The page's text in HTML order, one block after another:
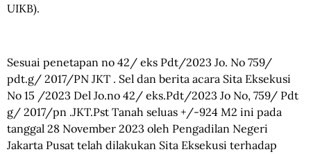
UIKB).
Sesuai penetapan no 42/ eks Pdt/2023 Jo. No 759/
pdt.g/ 2017/PN JKT . Sel dan berita acara Sita Eksekusi
No 15 /2023 Del Jo.no 42/ eks.Pdt/2023 Jo No, 759/ Pdt
g/ 2017/pn .JKT.Pst Tanah seluas +/-924 M2 ini pada
tanggal 28 November 2023 oleh Pengadilan Negeri
Jakarta Pusat telah dilakukan Sita Eksekusi terhadap